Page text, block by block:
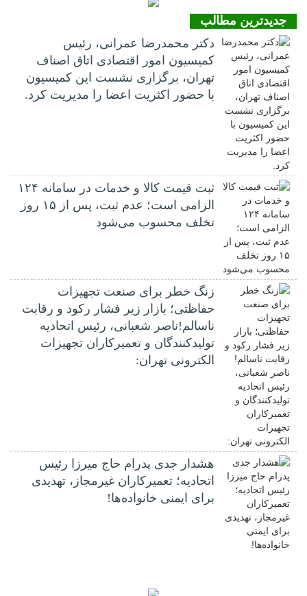
جدیدترین مطالب
دکتر محمدرضا عمرانی، رئیس
کمیسیون امور اقتصادی اتاق اصناف
تهران، برگزاری نشست این کمیسیون
با حضور اکثریت اعضا را مدیریت کرد.
ثبت قیمت کالا و خدمات در سامانه ۱۲۴
الزامی است؛ عدم ثبت، پس از ۱۵ روز
تخلف محسوب می‌شود
زنگ خطر برای صنعت تجهیزات
حفاظتی؛ بازار زیر فشار رکود و رقابت
ناسالم!ناصر شعبانی، رئیس اتحادیه
تولیدکنندگان و تعمیرکاران تجهیزات
الکترونی تهران:
هشدار جدی پدرام حاج میرزا رئیس
اتحادیه؛ تعمیرکاران غیرمجاز، تهدیدی
برای ایمنی خانواده‌ها!